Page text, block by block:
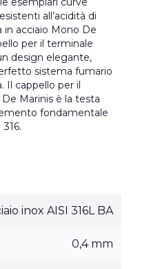
all’acidità di
in acciaio Mono De
per il terminale
design elegante,
sistema fumario
Il cappello per il
Marinis è la testa
fondamentale
inox AISI 316L BA
0,4 mm